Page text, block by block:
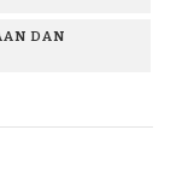
DAN